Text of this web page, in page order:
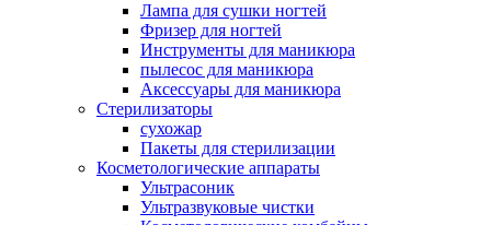
Лампа для сушки ногтей
Фризер для ногтей
Инструменты для маникюра
пылесос для маникюра
Аксессуары для маникюра
Стерилизаторы
сухожар
Пакеты для стерилизации
Косметологические аппараты
Ультрасоник
Ультразвуковые чистки